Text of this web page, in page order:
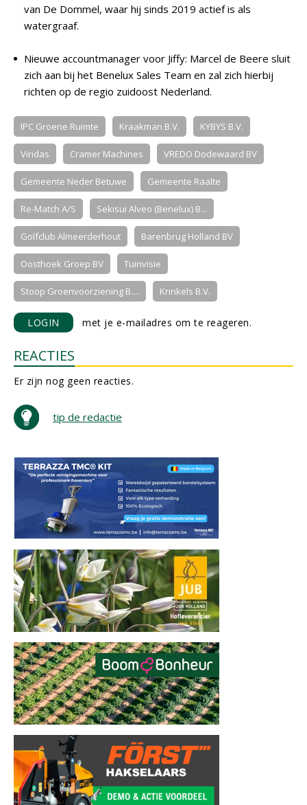
van De Dommel, waar hij sinds 2019 actief is als
watergraaf.
Nieuwe accountmanager voor Jiffy: Marcel de Beere sluit
zich aan bij het Benelux Sales Team en zal zich hierbij
richten op de regio zuidoost Nederland.
IPC Groene Ruimte Kraakman B.V. KYBYS B.V.
Viridas Cramer Machines VREDO Dodewaard BV
Gemeente Neder Betuwe Gemeente Raalte
Re-Match A/S Sekisui Alveo (Benelux) B...
Golfclub Almeerderhout Barenbrug Holland BV
Oosthoek Groep BV Tuinvisie
Stoop Groenvoorziening B.... Krinkels B.V.
LOGIN met je e-mailadres om te reageren.
REACTIES
Er zijn nog geen reacties.
tip de redactie